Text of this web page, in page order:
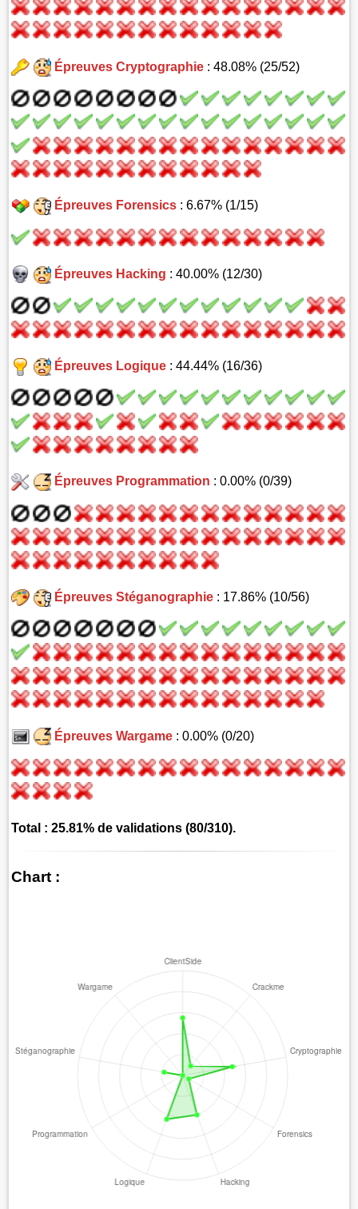
Épreuves Cryptographie: 48.08% (25/52)
Épreuves Forensics: 6.67% (1/15)
Épreuves Hacking : 40.00% (12/30)
Épreuves Logique: 44.44% (16/36)
Épreuves Programmation : 0.00% (0/39)
Épreuves Stéganographie: 17.86% (10/56)
Épreuves Wargame: 0.00% (0/20)
Total : 25.81% de validations (80/310).
Chart :